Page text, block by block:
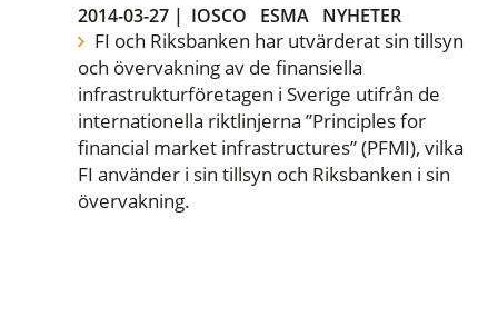
2014-03-27 | IOSCO ESMA NYHETER
FI och Riksbanken har utvärderat sin tillsyn
och övervakning av de finansiella
infrastrukturföretagen i Sverige utifrån de
internationella riktlinjerna ”Principles for
financial market infrastructures” (PFMI), vilka
FI använder i sin tillsyn och Riksbanken i sin
övervakning.